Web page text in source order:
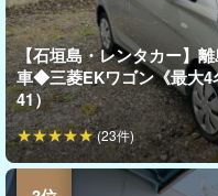
【石垣島・レンタカー】
車◆三菱EKワゴン《最大4
41）
(23件)